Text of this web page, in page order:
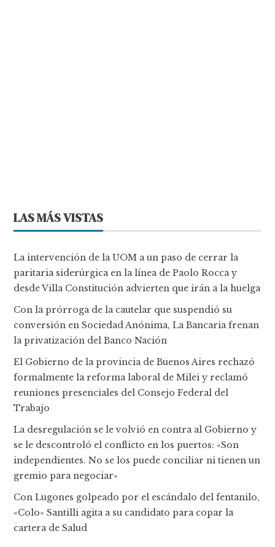
LAS MÁS VISTAS
La intervención de la UOM a un paso de cerrar la
paritaria siderúrgica en la línea de Paolo Rocca y
desde Villa Constitución advierten que irán a la huelga
Con la prórroga de la cautelar que suspendió su
conversión en Sociedad Anónima, La Bancaria frenan
la privatización del Banco Nación
El Gobierno de la provincia de Buenos Aires rechazó
formalmente la reforma laboral de Milei y reclamó
reuniones presenciales del Consejo Federal del
Trabajo
La desregulación se le volvió en contra al Gobierno y
se le descontroló el conflicto en los puertos: «Son
independientes. No se los puede conciliar ni tienen un
gremio para negociar»
Con Lugones golpeado por el escándalo del fentanilo,
«Colo» Santilli agita a su candidato para copar la
cartera de Salud